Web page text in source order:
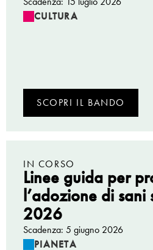
CULTURA
SCOPRI IL BANDO
IN CORSO
Linee guida per
l’adozione di
2026
Scadenza: 5 giugno 2026
PIANETA